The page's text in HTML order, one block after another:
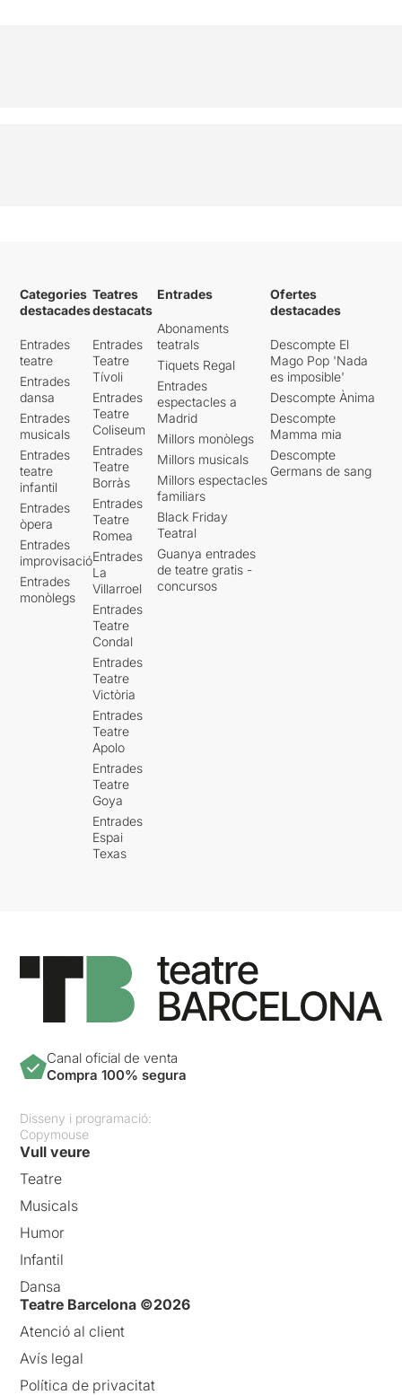
Categories
destacades
Entrades
teatre
Entrades
dansa
Entrades
musicals
Entrades
teatre
infantil
Entrades
òpera
Entrades
improvisació
Entrades
monòlegs
Teatres
destacats
Entrades
Teatre
Tívoli
Entrades
Teatre
Coliseum
Entrades
Teatre
Borràs
Entrades
Teatre
Romea
Entrades
La
Villarroel
Entrades
Teatre
Condal
Entrades
Teatre
Victòria
Entrades
Teatre
Apolo
Entrades
Teatre
Goya
Entrades
Espai
Texas
Entrades
Abonaments
teatrals
Tiquets Regal
Entrades
espectacles a
Madrid
Millors monòlegs
Millors musicals
Millors espectacles
familiars
Black Friday
Teatral
Guanya entrades
de teatre gratis -
concursos
Ofertes
destacades
Descompte El
Mago Pop 'Nada
es imposible'
Descompte Ànima
Descompte
Mamma mia
Descompte
Germans de sang
Canal oficial de venta
Compra 100% segura
Disseny i programació:
Copymouse
Vull veure
Teatre
Musicals
Humor
Infantil
Dansa
Teatre Barcelona ©2026
Atenció al client
Avís legal
Política de privacitat